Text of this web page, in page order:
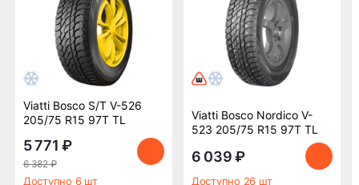
Линии, ЖелДорЭкспедиция, Кит,
Автотрейдинг, Ратэк, Энергия и др.)
Доставка комплекта
(4 шт) шин или
дисков до терминала
транспортной
компании в Нижнем
Бесплатно
дисков менее 4 шт
до терминала
транспортной
компании в Нижнем
500 ₽
Viatti Bosco S/T V-526
205/75 R15 97T TL
6 382 ₽
5 771 ₽
Доступно 6 шт
Viatti Bosco Nordico V-
523 205/75 R15 97T TL
6 039 ₽
Доступно 26 шт